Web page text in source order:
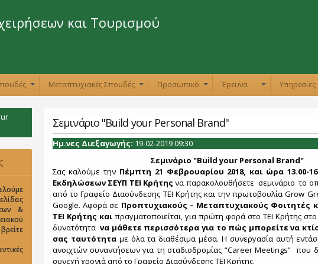
προς το
κυρίως
και Τουρισμού
Μεταπτυχιακές Σπουδές Προσωπικό Έρευνα Υπηρεσίες
&
Σεμινάριο "Βuild your Personal Brand"
Ημ.νες Διεξαγωγής: 19-02-2019 09:30
Σεμινάριο "Βuild your Personal Brand"
Σας καλούμε την Πέμπτη 21 Φεβρουαρίου 2018, και ώρα 13.00-
Εκδηλώσεων ΣΕΥΠ ΤΕΙ Κρήτηςνα παρακολουθήσετε σεμινάριο το
από το Γραφείο Διασύνδεσης ΤΕΙ Κρήτης και την πρωτοβουλία Grow
Google. Αφορά σε Προπτυχιακούς – Μεταπτυχιακούς Φοιτητές
ΤΕΙ Κρήτης και πραγματοποιείται, για πρώτη φορά στο ΤΕΙ Κρήτης
δυνατότητα να μάθετε περισσότερα για το πώς μπορείτε να
σας ταυτότητα με όλα τα διαθέσιμα μέσα. Η συνεργασία αυτή
ανοιχτών συναντήσεων για τη σταδιοδρομίας “Career Meetings” που
συνεχή χρονιά από το Γραφείο Διασύνδεσης ΤΕΙ Κρήτης.